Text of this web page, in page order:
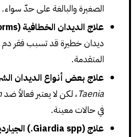
الصغيرة والبالغة على حدّ سواء.
علاج الديدان الخطافية (Hookworms)
ديدان خطيرة قد تسبب فقر دم
المتقدمة.
علاج بعض أنواع الديدان
Taenia، لكن لا يعتبر فعالاً ضد
في حالات معينة.
علاج (Giardia spp.) الجيارديا